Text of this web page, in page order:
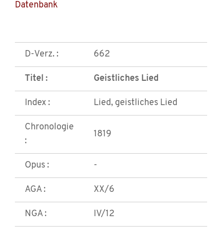
Datenbank
D-Verz. : 662
Titel : Geistliches Lied
Index : Lied, geistliches Lied
Chronologie
:
1819
Opus : -
AGA : XX/6
NGA : IV/12